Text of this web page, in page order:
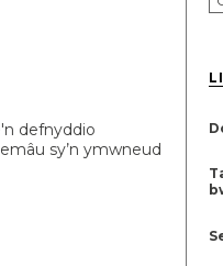
defnyddio
sy’n ymwneud